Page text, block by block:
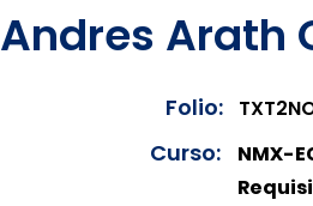
Andres Arath
Folio:
Curso:
NMX-